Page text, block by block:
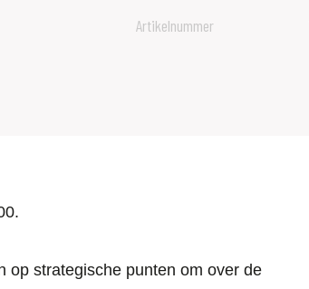
Artikelnummer
op strategische punten om over de